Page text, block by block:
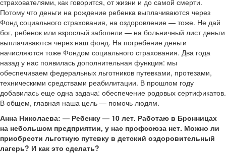
страхователями, как говорится, от жизни и до самой смерти.
Потому что деньги на рождение ребенка выплачиваются через
Фонд социального страхования, на оздоровление — тоже. Не дай
бог, ребенок или взрослый заболели — на больничный лист деньги
выплачиваются через наш фонд. На погребение деньги
начисляются тоже Фондом социального страхования. Два года
назад у нас появилась дополнительная функция: мы
обеспечиваем федеральных льготников путевками, протезами,
техническими средствами реабилитации. В прошлом году
добавилась еще одна задача: обеспечение родовых сертификатов.
В общем, главная наша цель — помочь людям.
Анна Николаева: — Ребенку — 10 лет. Работаю в Бронницах
на небольшом предприятии, у нас профсоюза нет. Можно ли
приобрести льготную путевку в детский оздоровительный
лагерь? И как это сделать?